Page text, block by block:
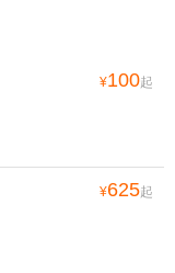
¥100起
¥625起